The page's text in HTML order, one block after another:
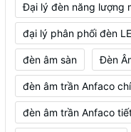
Đại lý đèn năng lượng
đại lý phân phối đèn
đèn âm sàn Đèn
đèn âm trần Anfaco
đèn âm trần Anfaco